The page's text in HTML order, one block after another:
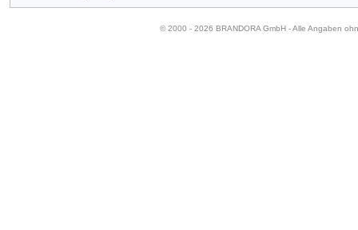
© 2000 - 2026 BRANDORA GmbH - Alle Angaben